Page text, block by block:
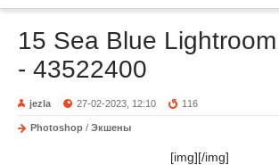
15 Sea Blue
- 43522400
jezla 27-02-2023, 12:10 116
Photoshop / Экшены
[img][/img]